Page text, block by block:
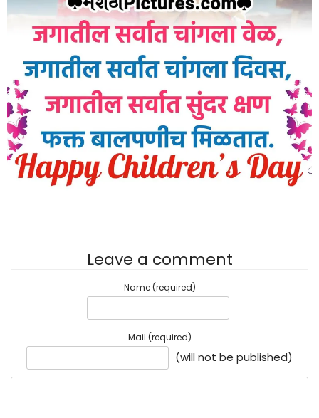
Leave a comment
Name (required)
Mail (required)
(will not be published)